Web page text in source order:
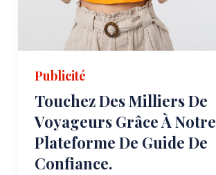
Publicité
Touchez Des Milliers De
Voyageurs Grâce À Notre
Plateforme De Guide De
Confiance.